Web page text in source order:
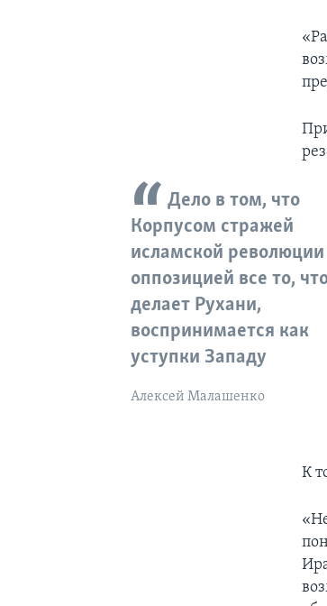
Дело в том, что
Корпусом стражей
исламской революции
оппозицией все то,
делает Рухани,
воспринимается как
уступки Западу
Алексей Малашенко
К